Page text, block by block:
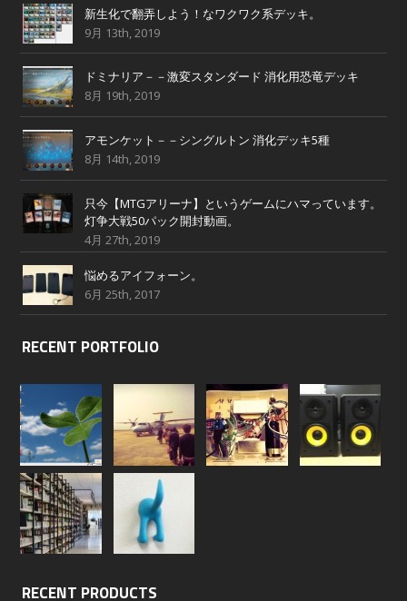
新生化で翻弄しよう！なワクワク系デッキ。
9月 13th, 2019
ドミナリア－－激変スタンダード 消化用恐竜デッキ
8月 19th, 2019
アモンケット－－シングルトン 消化デッキ5種
8月 14th, 2019
只今【MTGアリーナ】というゲームにハマっています。
灯争大戦50パック開封動画。
4月 27th, 2019
悩めるアイフォーン。
6月 25th, 2017
RECENT PORTFOLIO
RECENT PRODUCTS